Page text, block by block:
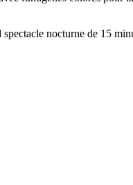
nocturne de 15